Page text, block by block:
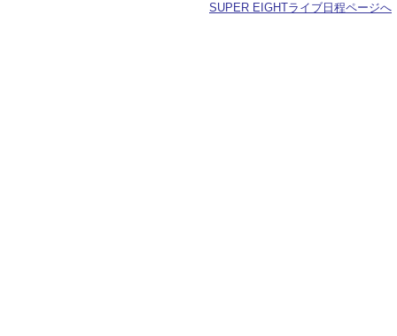
SUPER EIGHTライブ日程ページへ